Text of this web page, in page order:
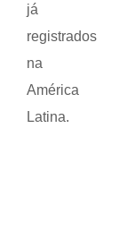
já
registrados
na
América
Latina.